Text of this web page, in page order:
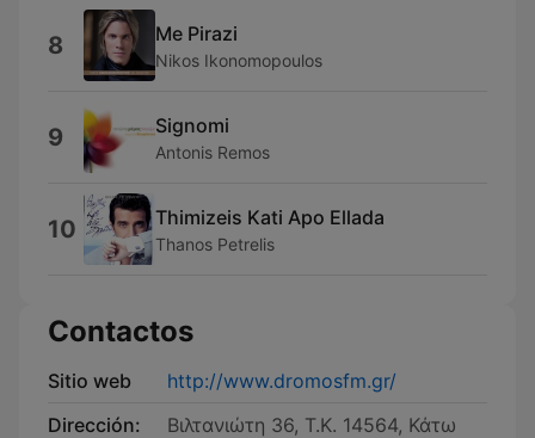
8 Me Pirazi
Nikos Ikonomopoulos
9 Signomi
Antonis Remos
10 Thimizeis Kati Apo Ellada
Thanos Petrelis
Contactos
Sitio web
http://www.dromosfm.gr/
Dirección:
Βιλτανιώτη 36, T.K. 14564, Κάτω